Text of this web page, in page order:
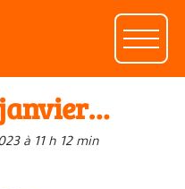
janvier…
à 11 h 12 min